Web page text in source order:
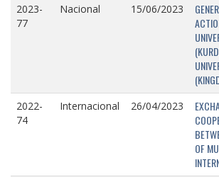
2023-
77
Nacional 15/06/2023
2022-
74
Internacional 26/04/2023
OF